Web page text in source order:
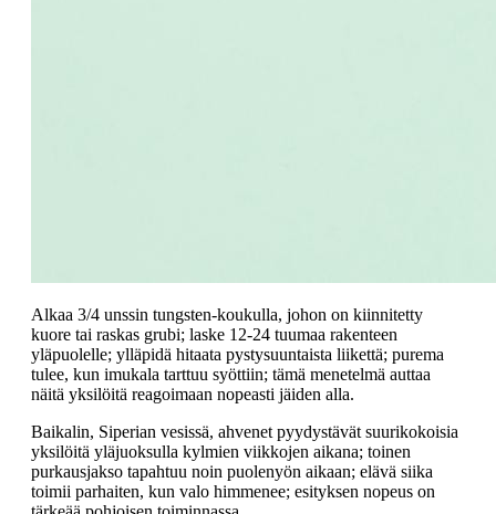
Alkaa 3/4 unssin tungsten-koukulla, johon on kiinnitetty
kuore tai raskas grubi; laske 12-24 tuumaa rakenteen
yläpuolelle; ylläpidä hitaata pystysuuntaista liikettä; purema
tulee, kun imukala tarttuu syöttiin; tämä menetelmä auttaa
näitä yksilöitä reagoimaan nopeasti jäiden alla.
Baikalin, Siperian vesissä, ahvenet pyydystävät suurikokoisia
yksilöitä yläjuoksulla kylmien viikkojen aikana; toinen
purkausjakso tapahtuu noin puolenyön aikaan; elävä siika
toimii parhaiten, kun valo himmenee; esityksen nopeus on